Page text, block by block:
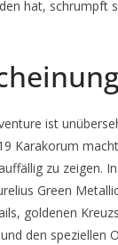
hat, schrumpft
ist
Karakorum
zu zeigen.
Green
goldenen
den speziellen